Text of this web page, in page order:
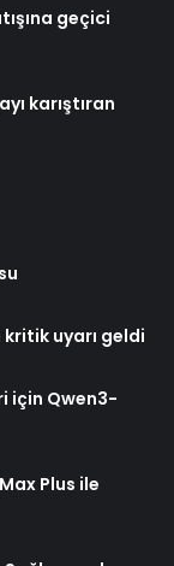
geçici
karıştıran
uyarı geldi
için Qwen3-
Plus ile